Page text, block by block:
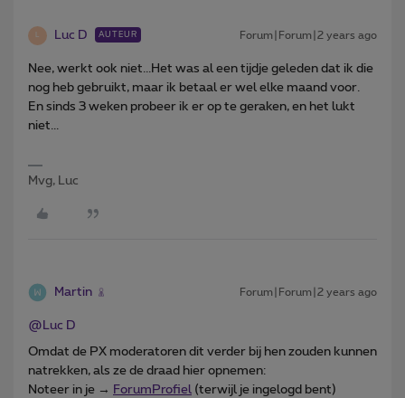
L Luc D AUTEUR Forum|Forum|2 years ago
Nee, werkt ook niet...Het was al een tijdje geleden dat ik die
nog heb gebruikt, maar ik betaal er wel elke maand voor.
En sinds 3 weken probeer ik er op te geraken, en het lukt
niet...
Mvg, Luc
Martin Forum|Forum|2 years ago
@Luc D
Omdat de PX moderatoren dit verder bij hen zouden kunnen
natrekken, als ze de draad hier opnemen:
Noteer in je → ForumProfiel (terwijl je ingelogd bent)